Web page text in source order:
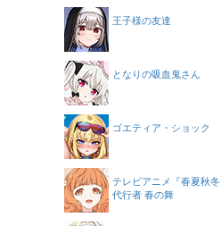
王子様の友達
となりの吸血鬼さん
ゴエティア・ショック
テレビアニメ『春夏秋冬
代行者 春の舞